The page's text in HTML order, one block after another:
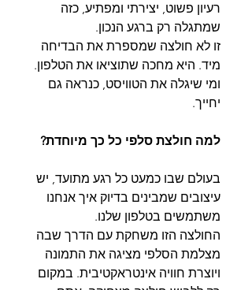
רעיון פשוט, יצירתי ומפתיע, כזה
שמתגלה רק ברגע הנכון.
זו לא חולצה שמספרת את הבדיחה
מיד. היא מחכה שתוציאו את הטלפון.
ומי שיגלה את הטוויסט, כנראה גם
יחייך.
למה חולצת סלפי כל כך מיוחדת?
בעולם שבו כמעט כל רגע מתועד, יש
עיצובים שמבינים בדיוק איך אנחנו
משתמשים בטלפון שלנו.
החולצה הזו משחקת עם הדרך שבה
מצלמת הסלפי מציגה את התמונה
ויוצרת חוויה אינטראקטיבית. במקום